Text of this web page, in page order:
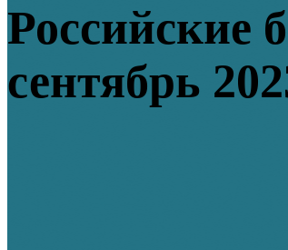
Российские
сентябрь